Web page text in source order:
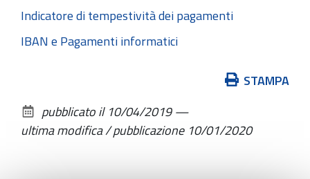
Indicatore di tempestività dei pagamenti
IBAN e Pagamenti informatici
documento
STAMPA
pubblicato il 10/04/2019—
ultima modifica / pubblicazione 10/01/2020